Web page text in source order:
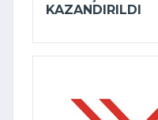
KAZANDIRILDI